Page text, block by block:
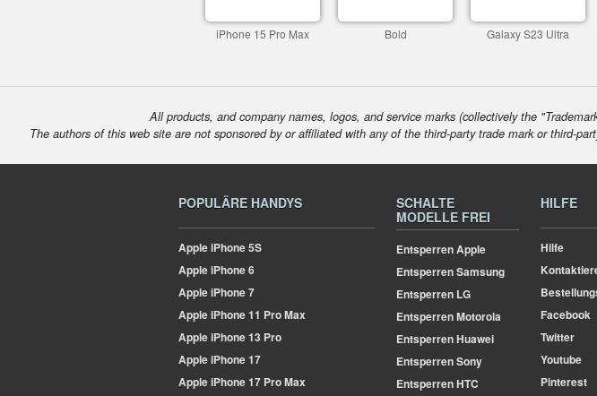
iPhone 15 Pro Max Bold Galaxy S23 Ultra
All products, and company names, logos, and service marks (collectively the
The authors of this web site are not sponsored by or affiliated with any of the third-party trade mark or third-
POPULÄRE HANDYS
AppleiPhone 5S
AppleiPhone 6
AppleiPhone 7
AppleiPhone 11 Pro Max
AppleiPhone 13 Pro
AppleiPhone 17
AppleiPhone 17 Pro Max
SCHALTE
MODELLE FREI
Entsperren Apple
Entsperren Samsung
Entsperren LG
Entsperren Motorola
Entsperren Huawei
Entsperren Sony
Entsperren HTC
HILFE
Hilfe
Facebook
Twitter
Youtube
Pinterest